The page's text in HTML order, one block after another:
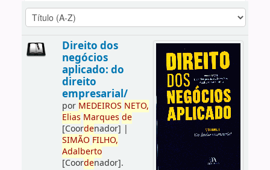
Direito dos
negócios
aplicado: do
direito
empresarial/
por MEDEIROS NETO,
Elias Marques de
[Coordenador] |
SIMÃO FILHO,
Adalberto
[Coordenador].